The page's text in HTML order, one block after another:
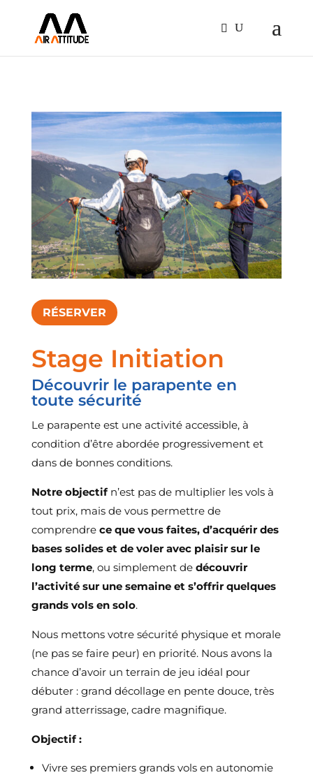
RÉSERVER
Stage Initiation
Découvrir le parapente en
toute sécurité
Le parapente est une activité accessible, à
condition d’être abordée progressivement et
dans de bonnes conditions.
Notre objectifn’est pas de multiplier les vols à
tout prix, mais de vous permettre de
comprendrece que vous faites, d’acquérir des
bases solides et de voler avec plaisir sur le
long terme, ou simplement de découvrir
l’activité sur une semaine et s’offrir quelques
grands vols en solo.
Nous mettons votre sécurité physique et morale
(ne pas se faire peur) en priorité. Nous avons la
chance d’avoir un terrain de jeu idéal pour
débuter : grand décollage en pente douce, très
grand atterrissage, cadre magnifique.
Objectif :
Vivre ses premiers grands vols en autonomie